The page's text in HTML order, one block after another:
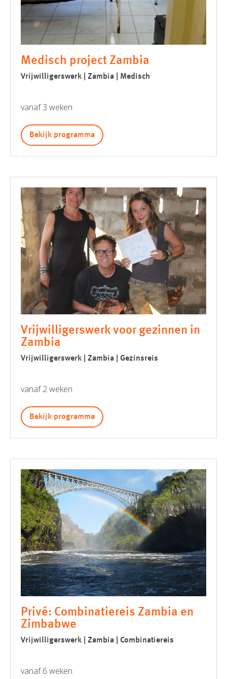
Medisch project Zambia
Vrijwilligerswerk | Zambia | Medisch
vanaf 3 weken
Bekijk programma
Vrijwilligerswerk voor gezinnen in
Zambia
Vrijwilligerswerk | Zambia | Gezinsreis
vanaf 2 weken
Bekijk programma
Privé: Combinatiereis Zambia en
Zimbabwe
Vrijwilligerswerk | Zambia | Combinatiereis
vanaf 6 weken